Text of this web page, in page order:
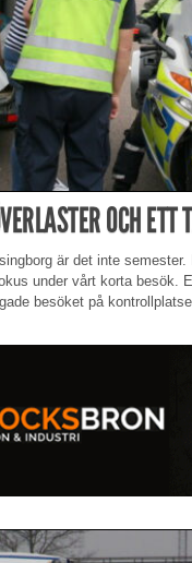
OCH ETT
är det inte
under vårt korta besök.
besöket på